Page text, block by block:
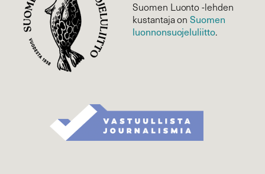
Suomen Luonto -lehden
kustantaja onSuomen
luonnonsuojelu­liitto.